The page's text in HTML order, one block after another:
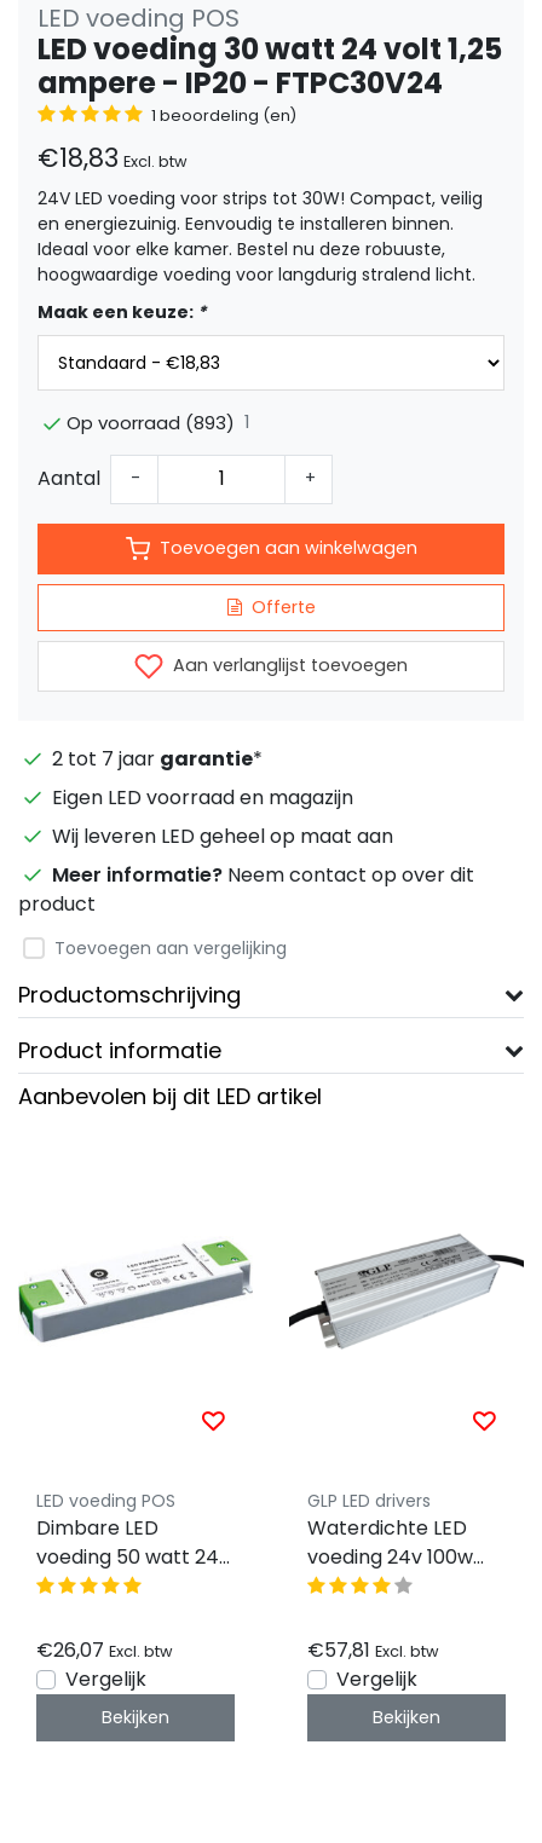
LED voeding POS
LED voeding 30 watt 24 volt 1,25
ampere - IP20 - FTPC30V24
1 beoordeling (en)
€18,83 Excl. btw
24V LED voeding voor strips tot 30W! Compact, veilig
en energiezuinig. Eenvoudig te installeren binnen.
Ideaal voor elke kamer. Bestel nu deze robuuste,
hoogwaardige voeding voor langdurig stralend licht.
Maak een keuze: *
Op voorraad (893) 1
Aantal - +
Toevoegen aan winkelwagen
Offerte
Aan verlanglijst toevoegen
2 tot 7 jaar garantie*
Eigen LED voorraad en magazijn
Wij leveren LED geheel op maat aan
Meer informatie? Neem contact op over dit
product
Toevoegen aan vergelijking
Productomschrijving
Product informatie
Aanbevolen bij dit LED artikel
LED voeding POS
Dimbare LED
voeding 50 watt 24
volt 2,1 ampere -
€26,07 Excl. btw
Vergelijk
Bekijken
GLP LED drivers
Waterdichte LED
voeding 24v 100w
fase afsnijding
GTMC-100-24-D
€57,81 Excl. btw
Vergelijk
Bekijken